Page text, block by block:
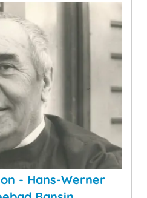
- Hans-Werner